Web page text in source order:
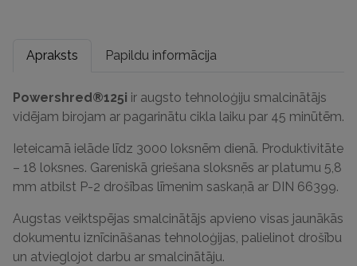
Apraksts Papildu informācija
Powershred®125i ir augsto tehnoloģiju smalcinātājs
vidējam birojam ar pagarinātu cikla laiku par 45 minūtēm.
Ieteicamā ielāde līdz 3000 loksnēm dienā. Produktivitāte
– 18 loksnes. Gareniskā griešana sloksnēs ar platumu 5,8
mm atbilst P-2 drošības līmenim saskaņā ar DIN 66399.
Augstas veiktspējas smalcinātājs apvieno visas jaunākās
dokumentu iznīcināšanas tehnoloģijas, palielinot drošību
un atvieglojot darbu ar smalcinātāju.